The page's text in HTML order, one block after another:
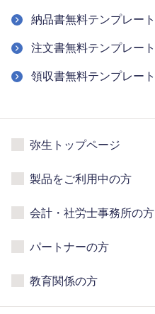
納品書無料テンプレート
注文書無料テンプレート
領収書無料テンプレート
弥生トップページ
製品をご利用中の方
会計・社労士事務所の方
パートナーの方
教育関係の方